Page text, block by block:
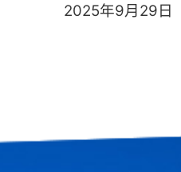
2025年9月29日